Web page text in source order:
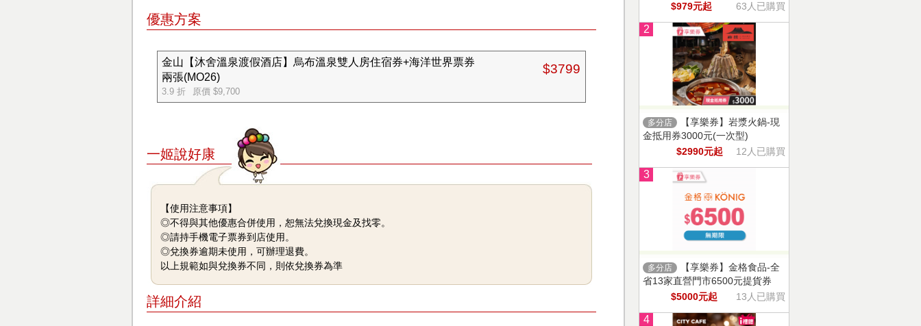
優惠方案
金山【沐舍溫泉渡假酒店】烏布溫泉雙人房住宿券+海洋世界票券
兩張(MO26)
3.9 折 原價 $9,700
$3799
一姬說好康
【使用注意事項】
◎不得與其他優惠合併使用，恕無法兌換現金及找零。
◎請持手機電子票券到店使用。
◎兌換券逾期未使用，可辦理退費。
以上規範如與兌換券不同，則依兌換券為準
詳細介紹
$979元起
63人已購買
2
多分店
【享樂券】岩漿火鍋-現
金抵用券3000元(一次型)
$2990元起
12人已購買
3
多分店
【享樂券】金格食品-全
省13家直營門市6500元提貨券
$5000元起
13人已購買
4